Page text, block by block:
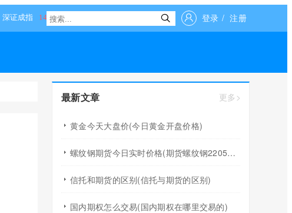
登录 / 注册
最新文章 更多>
黄金今天大盘价(今日黄金开盘价格)
螺纹钢期货今日实时价格(期货螺纹钢2205走势)
信托和期货的区别(信托与期货的区别)
国内期权怎么交易(国内期权在哪里交易的)